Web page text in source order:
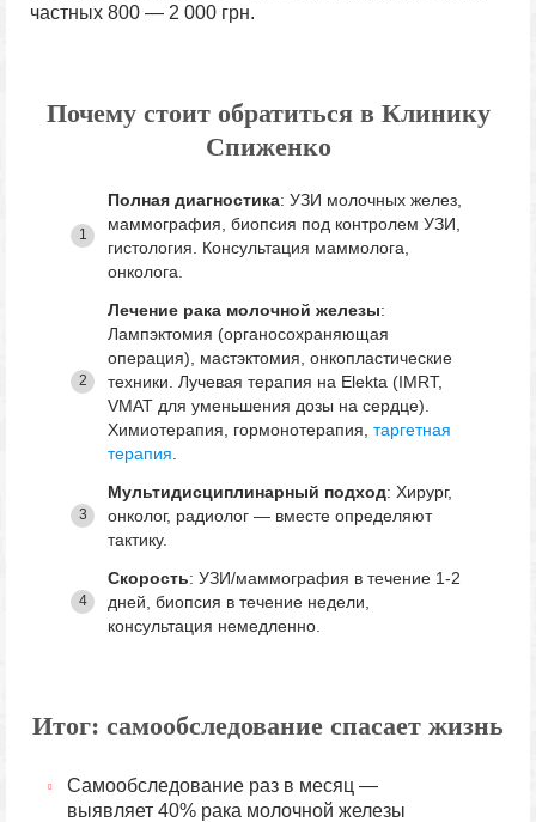
частных 800 — 2 000 грн.
Почему стоит обратиться в Клинику
Спиженко
Полная диагностика: УЗИ молочных желез,
маммография, биопсия под контролем УЗИ,
гистология. Консультация маммолога,
онколога.
Лечение рака молочной железы:
Лампэктомия (органосохраняющая
операция), мастэктомия, онкопластические
техники. Лучевая терапия на Elekta (IMRT,
VMAT для уменьшения дозы на сердце).
Химиотерапия, гормонотерапия, таргетная
терапия
Мультидисциплинарный подход: Хирург,
онколог, радиолог — вместе определяют
тактику.
Скорость: УЗИ/маммография в течение 1-2
дней, биопсия в течение недели,
консультация немедленно.
Итог: самообследование спасает жизнь
Самообследование раз в месяц —
выявляет 40% рака молочной железы